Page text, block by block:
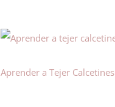
Aprender a Tejer Calcetines